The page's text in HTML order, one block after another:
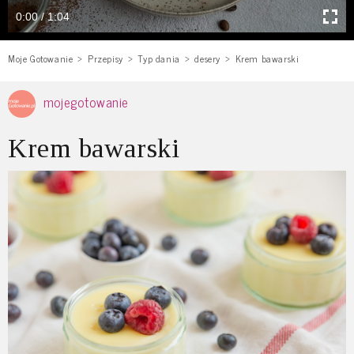
0:00 / 1:04
Moje Gotowanie Przepisy Typ dania desery Krem bawarski
mojegotowanie
Krem bawarski